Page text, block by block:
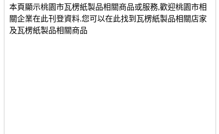
本頁顯示桃園市瓦楞紙製品相關商品或服務,歡迎桃園市相
關企業在此刊登資料.您可以在此找到瓦楞紙製品相關店家
及瓦楞紙製品相關商品